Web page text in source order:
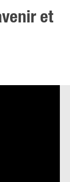
et